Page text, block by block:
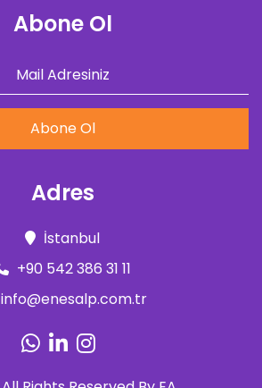
Abone Ol
Abone Ol
Adres
İstanbul
+90 542 386 31 11
info@enesalp.com.tr